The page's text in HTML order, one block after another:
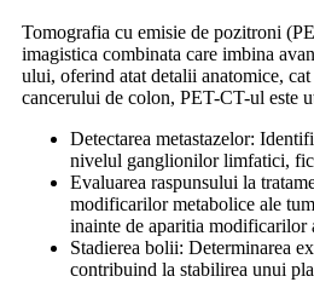
Tomografia cu emisie de pozitroni
imagistica combinata care imbina
ului, oferind atat detalii anatomice,
cancerului de colon, PET-CT-ul este
Detectarea metastazelor:
nivelul ganglionilor limfatici,
Evaluarea raspunsului la
modificarilor metabolice ale
inainte de aparitia modificarilor
Stadierea bolii: Determinarea
contribuind la stabilirea unui